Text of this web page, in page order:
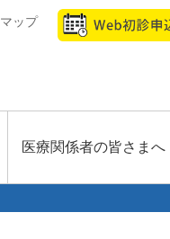
ップ
医療関係者の皆さまへ